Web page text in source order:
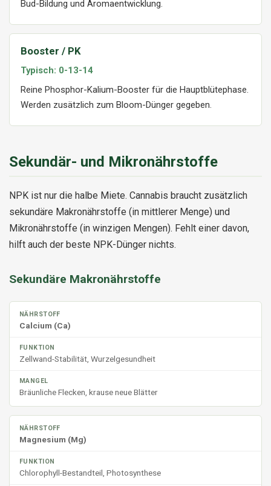
Bud-Bildung und Aromaentwicklung.
Booster / PK
Typisch: 0-13-14
Reine Phosphor-Kalium-Booster für die Hauptblütephase.
Werden zusätzlich zum Bloom-Dünger gegeben.
Sekundär- und Mikronährstoffe
NPK ist nur die halbe Miete. Cannabis braucht zusätzlich
sekundäre Makronährstoffe (in mittlerer Menge) und
Mikronährstoffe (in winzigen Mengen). Fehlt einer davon,
hilft auch der beste NPK-Dünger nichts.
Sekundäre Makronährstoffe
Calcium (Ca)
Zellwand-Stabilität, Wurzelgesundheit
Bräunliche Flecken, krause neue Blätter
Magnesium (Mg)
Chlorophyll-Bestandteil, Photosynthese